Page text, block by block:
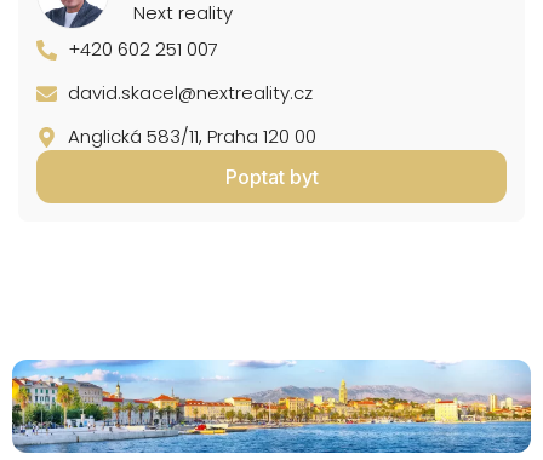
Next reality
+420 602 251 007
david.skacel@nextreality.cz
Anglická 583/11, Praha 120 00
Poptat byt